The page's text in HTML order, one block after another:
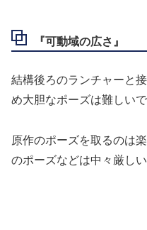
『可動域の広さ』
結構後ろのランチャーと
め大胆なポーズは難しいで
原作のポーズを取るのは
のポーズなどは中々厳しい